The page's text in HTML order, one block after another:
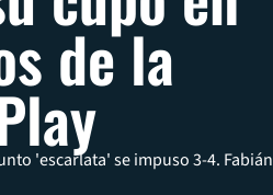
de la
'escarlata' se impuso 3-4. Fabián